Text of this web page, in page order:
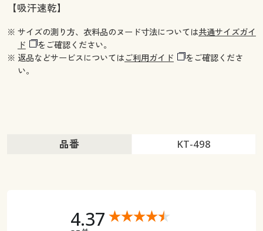
【吸汗速乾】
※ サイズの測り方、衣料品のヌード寸法については共通サイズガイ
ド
をご確認ください。
※ 返品などサービスについてはご利用ガイド
をご確認くださ
い。
品番 KT-498
4.37